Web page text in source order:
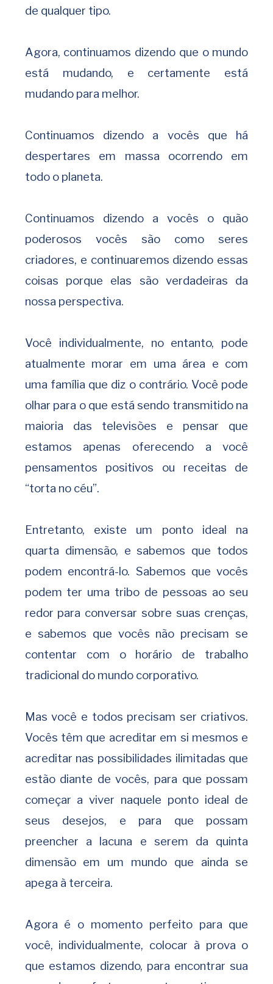
de qualquer tipo.
Agora, continuamos dizendo que o mundo
está mudando, e certamente está
mudando para melhor.
Continuamos dizendo a vocês que há
despertares em massa ocorrendo em
todo o planeta.
Continuamos dizendo a vocês o quão
poderosos vocês são como seres
criadores, e continuaremos dizendo essas
coisas porque elas são verdadeiras da
nossa perspectiva.
Você individualmente, no entanto, pode
atualmente morar em uma área e com
uma família que diz o contrário. Você pode
olhar para o que está sendo transmitido na
maioria das televisões e pensar que
estamos apenas oferecendo a você
pensamentos positivos ou receitas de
“torta no céu”.
Entretanto, existe um ponto ideal na
quarta dimensão, e sabemos que todos
podem encontrá-lo. Sabemos que vocês
podem ter uma tribo de pessoas ao seu
redor para conversar sobre suas crenças,
e sabemos que vocês não precisam se
contentar com o horário de trabalho
tradicional do mundo corporativo.
Mas você e todos precisam ser criativos.
Vocês têm que acreditar em si mesmos e
acreditar nas possibilidades ilimitadas que
estão diante de vocês, para que possam
começar a viver naquele ponto ideal de
seus desejos, e para que possam
preencher a lacuna e serem da quinta
dimensão em um mundo que ainda se
apega à terceira.
Agora é o momento perfeito para que
você, individualmente, colocar à prova o
que estamos dizendo, para encontrar sua